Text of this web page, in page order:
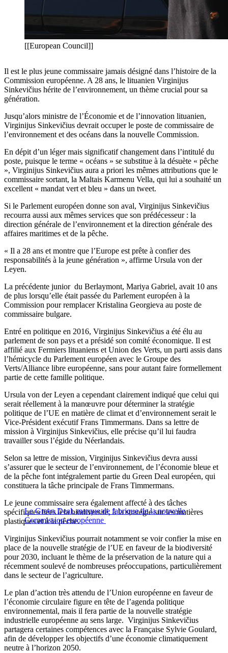
[[European Council]]
Il est le plus jeune commissaire jamais désigné dans l’histoire de la
Commission européenne. A 28 ans, le lituanien Virginijus
Sinkevičius hérite de l’environnement, un thème crucial pour sa
génération.
Jusqu’alors ministre de l’Économie et de l’innovation lituanien,
Virginijus Sinkevičius devrait occuper le poste de commissaire de
l’environnement et des océans dans la nouvelle Commission.
En dépit d’un léger mais significatif changement dans l’intitulé du
poste, puisque le terme « océans » se substitue à la désuète « pêche
», Virginijus Sinkevičius aura a priori les mêmes attributions que le
commissaire sortant, la Maltais Karmenu Vella, qui lui a souhaité un
excellent « mandat vert et bleu » dans un tweet.
Si le Parlement européen donne son aval, Virginijus Sinkevičius
recourra aussi aux mêmes services que son prédécesseur : la
direction générale de l’environnement et la direction générale des
affaires maritimes et de la pêche.
« Il a 28 ans et montre que l’Europe est prête à confier des
responsabilités à la jeune génération », affirme Ursula von der
Leyen.
La précédente junior du Berlaymont, Mariya Gabriel, avait 10 ans
de plus lorsqu’elle était passée du Parlement européen à la
Commission pour remplacer Kristalina Georgieva au poste de
commissaire bulgare.
Entré en politique en 2016, Virginijus Sinkevičius a été élu au
parlement de son pays et a présidé son comité économique. Il est
affilié aux Fermiers lituaniens et Union des Verts, un parti assis dans
l’hémicycle du Parlement européen avec le Groupe des
Verts/Alliance libre européenne, sans pour autant faire formellement
partie de cette famille politique.
Ursula von der Leyen a cependant clairement indiqué que celui qui
serait réellement à la manœuvre pour déterminer la stratégie
politique de l’UE en matière de climat et d’environnement serait le
Vice-Président exécutif Frans Timmermans. Dans sa lettre de
mission à Virginijus Sinkevičius, elle précise qu’il lui faudra
travailler sous l’égide du Néerlandais.
Selon sa lettre de mission, Virginijus Sinkevičius devra aussi
s’assurer que le secteur de l’environnement, de l’économie bleue et
de la pêche font intégralement partie du Green Deal européen, qui
constituera la tâche principale de Frans Timmermans.
Le Green Deal, marque de fabrique de la nouvelle
Commission européenne
Le jeune commissaire sera également affecté à des tâches
spécifiques liées à la biodiversité, à la stratégie sur les matières
plastiques et à la pêche.
Virginijus Sinkevičius pourrait notamment se voir confier la mise en
place de la nouvelle stratégie de l’UE en faveur de la biodiversité
pour 2030, incluant le thème de la préservation de la nature qui a
récemment soulevé de nombreuses préoccupations, particulièrement
dans le secteur de l’agriculture.
Le plan d’action très attendu de l’Union européenne en faveur de
l’économie circulaire figure en tête de l’agenda politique
environnemental, mais il fera partie de la nouvelle stratégie
industrielle européenne au sens large. Virginijus Sinkevičius
partagera certaines compétences avec la Française Sylvie Goulard,
afin de développer les objectifs d’une économie climatiquement
neutre à l’horizon 2050.